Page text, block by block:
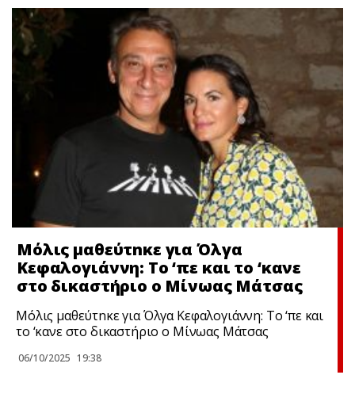
Μόλις μαθεύτnκε για Όλγα
Κεφαλογιάννη: Το ‘πε και το ‘κανε
στο δικαστήριο ο Μίνωας Μάτσας
Μόλις μαθεύτnκε για Όλγα Κεφαλογιάννη: Το ‘πε και
το ‘κανε στο δικαστήριο ο Μίνωας Μάτσας
06/10/2025 19:38